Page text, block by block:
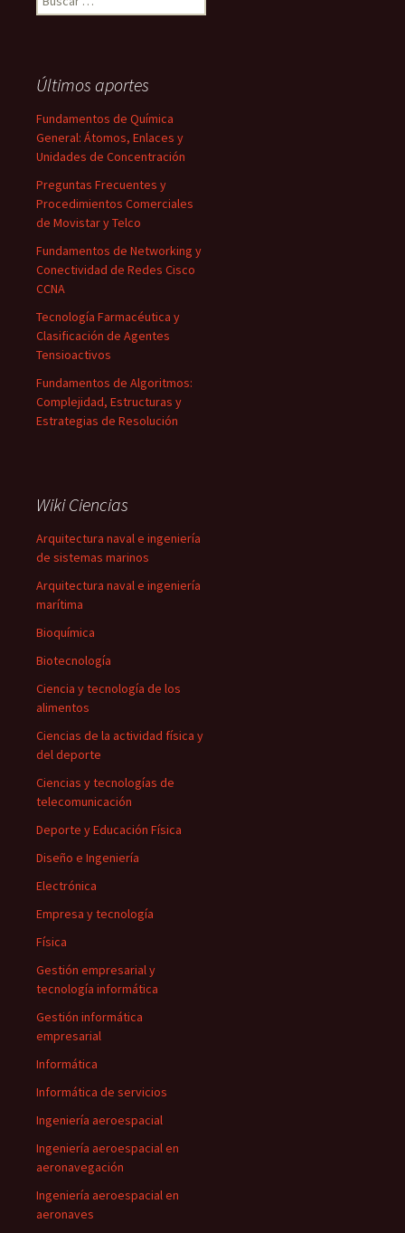
Últimos aportes
Fundamentos de Química
General: Átomos, Enlaces y
Unidades de Concentración
Preguntas Frecuentes y
Procedimientos Comerciales
de Movistar y Telco
Fundamentos de Networking y
Conectividad de Redes Cisco
CCNA
Tecnología Farmacéutica y
Clasificación de Agentes
Tensioactivos
Fundamentos de Algoritmos:
Complejidad, Estructuras y
Estrategias de Resolución
Wiki Ciencias
Arquitectura naval e ingeniería
de sistemas marinos
Arquitectura naval e ingeniería
marítima
Bioquímica
Biotecnología
Ciencia y tecnología de los
alimentos
Ciencias de la actividad física y
del deporte
Ciencias y tecnologías de
telecomunicación
Deporte y Educación Física
Diseño e Ingeniería
Electrónica
Empresa y tecnología
Física
Gestión empresarial y
tecnología informática
Gestión informática
empresarial
Informática
Informática de servicios
Ingeniería aeroespacial
Ingeniería aeroespacial en
aeronavegación
Ingeniería aeroespacial en
aeronaves